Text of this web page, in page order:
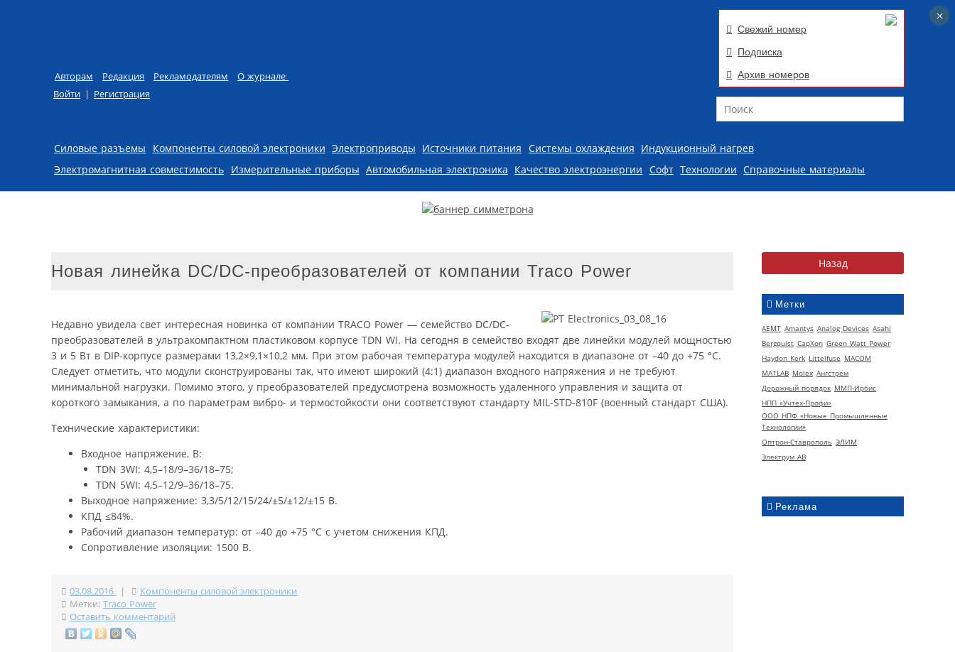
Авторам Редакция Рекламодателям
О журнале
Войти | Регистрация
Свежий номер
Подписка
Архив номеров
Поиск
Skip to content
Силовые разъемы Компоненты силовой электроники Электроприводы Источники питания Системы охлаждения Индукционный нагрев
Электромагнитная совместимость Измерительные приборы Автомобильная электроника Качество электроэнергии Софт Технологии Справочные материалы
Метки
AEMT Amantys Analog Devices Asahi
Bergquist CapXon Green Watt Power
Haydon Kerk Littelfuse MACOM
MATLAB Molex Ангстрем
Дорожный порядок ММП-Ирбис
НПП «Учтех-Профи»
ООО НПФ «Новые Промышленные
Технологии»
Оптрон-Ставрополь ЭЛИМ
Электрум АВ
Реклама
Новая линейка DC/DC-преобразователей от компании Traco Power
Недавно увидела свет интересная новинка от компании TRACO Power — семейство DC/DC-
преобразователей в ультракомпактном пластиковом корпусе TDN WI. На сегодня в семейство входят две линейки модулей мощностью
3 и 5 Вт в DIP-корпусе размерами 13,2×9,1×10,2 мм. При этом рабочая температура модулей находится в диапазоне от –40 до +75 °С.
Следует отметить, что модули сконструированы так, что имеют широкий (4:1) диапазон входного напряжения и не требуют
минимальной нагрузки. Помимо этого, у преобразователей предусмотрена возможность удаленного управления и защита от
короткого замыкания, а по параметрам вибро- и термостойкости они соответствуют стандарту MIL-STD-810F (военный стандарт США).
Технические характеристики:
Входное напряжение, В:
TDN 3WI: 4,5–18/9–36/18–75;
TDN 5WI: 4,5–12/9–36/18–75.
Выходное напряжение: 3,3/5/12/15/24/±5/±12/±15 В.
КПД ≤84%.
Рабочий диапазон температур: от –40 до +75 °С с учетом снижения КПД.
Сопротивление изоляции: 1500 В.
03.08.2016 |
Компоненты силовой электроники
Метки: Traco Power
Оставить комментарий
×
×